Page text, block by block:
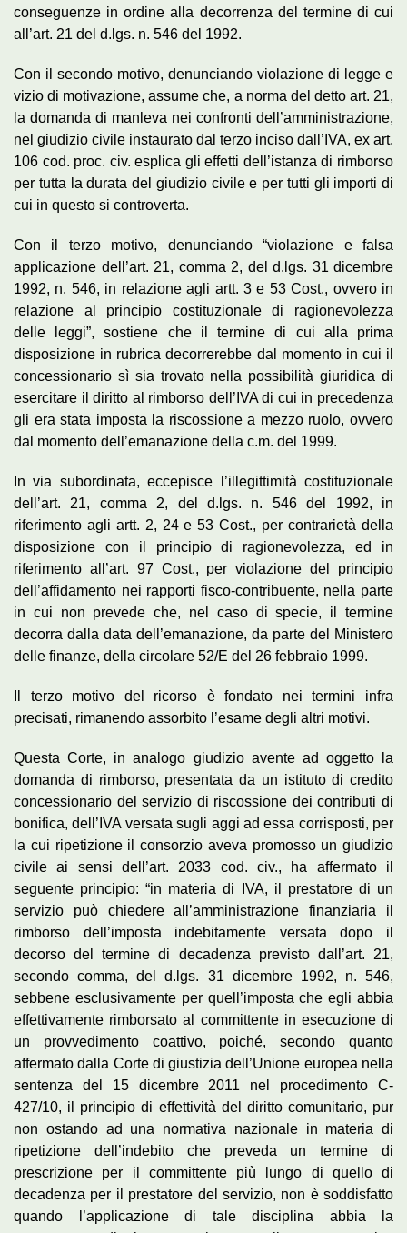
conseguenze in ordine alla decorrenza del termine di cui
all’art. 21 del d.lgs. n. 546 del 1992.
Con il secondo motivo, denunciando violazione di legge e
vizio di motivazione, assume che, a norma del detto art. 21,
la domanda di manleva nei confronti dell’amministrazione,
nel giudizio civile instaurato dal terzo inciso dall’IVA, ex art.
106 cod. proc. civ. esplica gli effetti dell’istanza di rimborso
per tutta la durata del giudizio civile e per tutti gli importi di
cui in questo si controverta.
Con il terzo motivo, denunciando “violazione e falsa
applicazione dell’art. 21, comma 2, del d.lgs. 31 dicembre
1992, n. 546, in relazione agli artt. 3 e 53 Cost., ovvero in
relazione al principio costituzionale di ragionevolezza
delle leggi”, sostiene che il termine di cui alla prima
disposizione in rubrica decorrerebbe dal momento in cui il
concessionario sì sia trovato nella possibilità giuridica di
esercitare il diritto al rimborso dell’IVA di cui in precedenza
gli era stata imposta la riscossione a mezzo ruolo, ovvero
dal momento dell’emanazione della c.m. del 1999.
In via subordinata, eccepisce l’illegittimità costituzionale
dell’art. 21, comma 2, del d.lgs. n. 546 del 1992, in
riferimento agli artt. 2, 24 e 53 Cost., per contrarietà della
disposizione con il principio di ragionevolezza, ed in
riferimento all’art. 97 Cost., per violazione del principio
dell’affidamento nei rapporti fisco-contribuente, nella parte
in cui non prevede che, nel caso di specie, il termine
decorra dalla data dell’emanazione, da parte del Ministero
delle finanze, della circolare 52/E del 26 febbraio 1999.
Il terzo motivo del ricorso è fondato nei termini infra
precisati, rimanendo assorbito l’esame degli altri motivi.
Questa Corte, in analogo giudizio avente ad oggetto la
domanda di rimborso, presentata da un istituto di credito
concessionario del servizio di riscossione dei contributi di
bonifica, dell’IVA versata sugli aggi ad essa corrisposti, per
la cui ripetizione il consorzio aveva promosso un giudizio
civile ai sensi dell’art. 2033 cod. civ., ha affermato il
seguente principio: “in materia di IVA, il prestatore di un
servizio può chiedere all’amministrazione finanziaria il
rimborso dell’imposta indebitamente versata dopo il
decorso del termine di decadenza previsto dall’art. 21,
secondo comma, del d.lgs. 31 dicembre 1992, n. 546,
sebbene esclusivamente per quell’imposta che egli abbia
effettivamente rimborsato al committente in esecuzione di
un provvedimento coattivo, poiché, secondo quanto
affermato dalla Corte di giustizia dell’Unione europea nella
sentenza del 15 dicembre 2011 nel procedimento C-
427/10, il principio di effettività del diritto comunitario, pur
non ostando ad una normativa nazionale in materia di
ripetizione dell’indebito che preveda un termine di
prescrizione per il committente più lungo di quello di
decadenza per il prestatore del servizio, non è soddisfatto
quando l’applicazione di tale disciplina abbia la